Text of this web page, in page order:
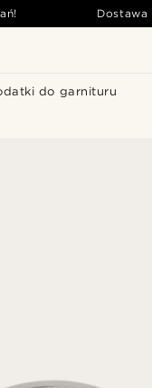
do garnituru
Dostawa